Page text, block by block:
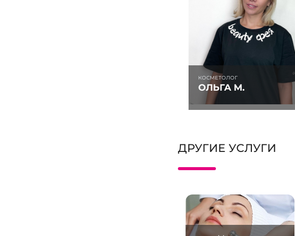
КОСМЕТОЛОГ
ОЛЬГА М.
ДРУГИЕ УСЛУГИ